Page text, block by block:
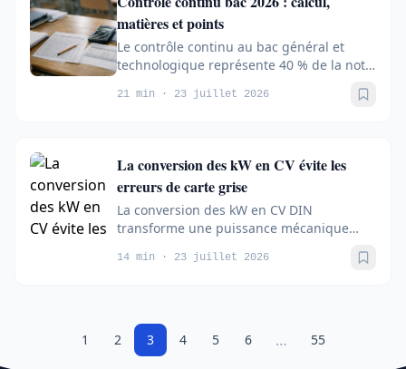
matières et points
Le contrôle continu au bac général et
technologique représente 40 % de la note
21 min · 23 juillet 2026
La conversion des kW en CV évite les
erreurs de carte grise
La conversion des kW en CV DIN
transforme une puissance mécanique
vapeur : multipliez...
14 min · 23 juillet 2026
1 2 3 4 5 6 … 55